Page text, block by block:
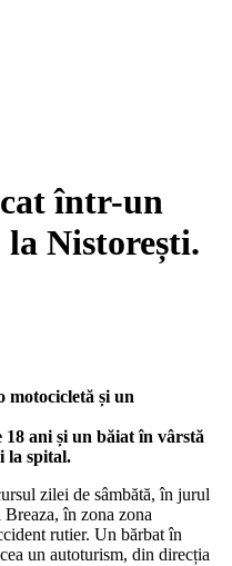
într-un
la Nistorești.
motocicletă și un
ani și un băiat în vârstă
la spital.
zilei de sâmbătă, în jurul
în zona zona
rutier. Un bărbat în
un autoturism, din direcția